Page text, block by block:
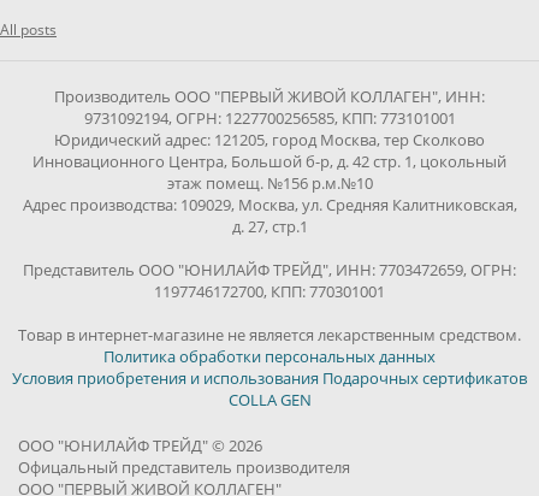
All posts
Производитель ООО "ПЕРВЫЙ ЖИВОЙ КОЛЛАГЕН", ИНН:
9731092194, ОГРН: 1227700256585, КПП: 773101001
Юридический адрес: 121205, город Москва, тер Сколково
Инновационного Центра, Большой б-р, д. 42 стр. 1, цокольный
этаж помещ. №156 р.м.№10
Адрес производства: 109029, Москва, ул. Средняя Калитниковская,
д. 27, стр.1
Представитель ООО "ЮНИЛАЙФ ТРЕЙД", ИНН: 7703472659, ОГРН:
1197746172700, КПП: 770301001
Товар в интернет-магазине не является лекарственным средством.
Политика обработки персональных данных
Условия приобретения и использования Подарочных сертификатов
COLLA GEN
ООО "ЮНИЛАЙФ ТРЕЙД" © 2026
Офицальный представитель производителя
ООО "ПЕРВЫЙ ЖИВОЙ КОЛЛАГЕН"